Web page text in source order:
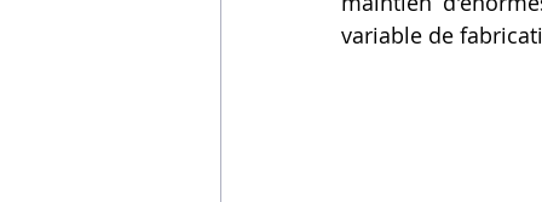
variable de